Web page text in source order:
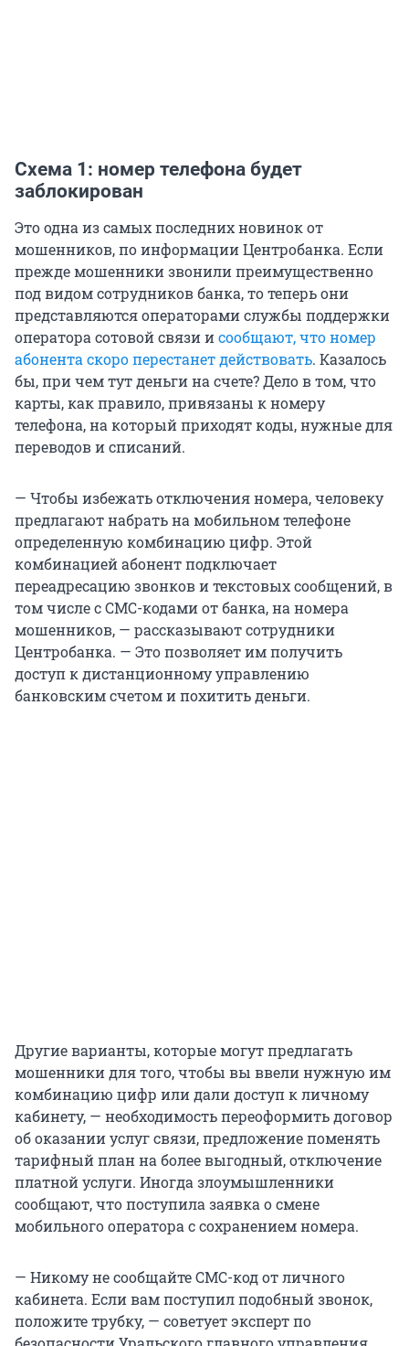
Схема 1: номер телефона будет
заблокирован
Это одна из самых последних новинок от
мошенников, по информации Центробанка. Если
прежде мошенники звонили преимущественно
под видом сотрудников банка, то теперь они
представляются операторами службы поддержки
оператора сотовой связи исообщают, что номер
абонента скоро перестанет действовать. Казалось
бы, при чем тут деньги на счете? Дело в том, что
карты, как правило, привязаны к номеру
телефона, на который приходят коды, нужные для
переводов и списаний.
— Чтобы избежать отключения номера, человеку
предлагают набрать на мобильном телефоне
определенную комбинацию цифр. Этой
комбинацией абонент подключает
переадресацию звонков и текстовых сообщений, в
том числе с СМС-кодами от банка, на номера
мошенников, — рассказывают сотрудники
Центробанка. — Это позволяет им получить
доступ к дистанционному управлению
банковским счетом и похитить деньги.
Другие варианты, которые могут предлагать
мошенники для того, чтобы вы ввели нужную им
комбинацию цифр или дали доступ к личному
кабинету, — необходимость переоформить договор
об оказании услуг связи, предложение поменять
тарифный план на более выгодный, отключение
платной услуги. Иногда злоумышленники
сообщают, что поступила заявка о смене
мобильного оператора с сохранением номера.
— Никому не сообщайте СМС-код от личного
кабинета. Если вам поступил подобный звонок,
положите трубку, — советует эксперт по